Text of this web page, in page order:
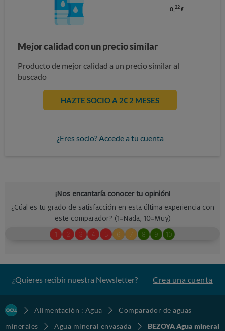
0,22 €
Mejor calidad con un precio similar
Producto de mejor calidad a un precio similar al
buscado
HAZTE SOCIO A 2€ 2 MESES
¿Eres socio? Accede a tu cuenta
¿Quieres recibir nuestra Newsletter? Crea una cuenta
Alimentación : Agua
Comparador de aguas
minerales
Agua mineral envasada
BEZOYA Agua mineral